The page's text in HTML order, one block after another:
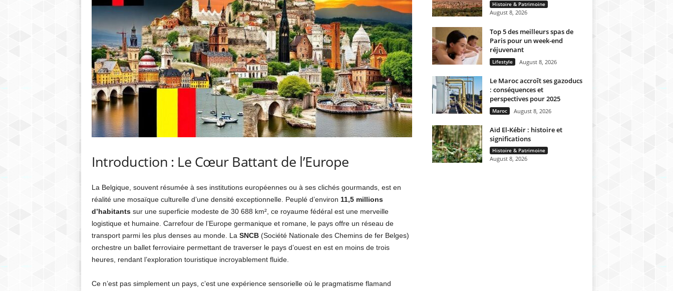
Introduction : Le Cœur Battant de l’Europe
La Belgique, souvent résumée à ses institutions européennes ou à ses clichés gourmands, est en
réalité une mosaïque culturelle d’une densité exceptionnelle. Peuplé d’environ 11,5 millions
d’habitantssur une superficie modeste de 30 688 km², ce royaume fédéral est une merveille
logistique et humaine. Carrefour de l’Europe germanique et romane, le pays offre un réseau de
transport parmi les plus denses au monde. La SNCB(Société Nationale des Chemins de fer Belges)
orchestre un ballet ferroviaire permettant de traverser le pays d’ouest en est en moins de trois
heures, rendant l’exploration touristique incroyablement fluide.
Ce n’est pas simplement un pays, c’est une expérience sensorielle où le pragmatisme flamand
Histoire & Patrimoine
August 8, 2026
Top 5 des meilleurs spas de
Paris pour un week-end
réjuvenant
Lifestyle August 8, 2026
Le Maroc accroît ses gazoducs
: conséquences et
perspectives pour 2025
Maroc August 8, 2026
Aïd El-Kébir : histoire et
significations
Histoire & Patrimoine
August 8, 2026